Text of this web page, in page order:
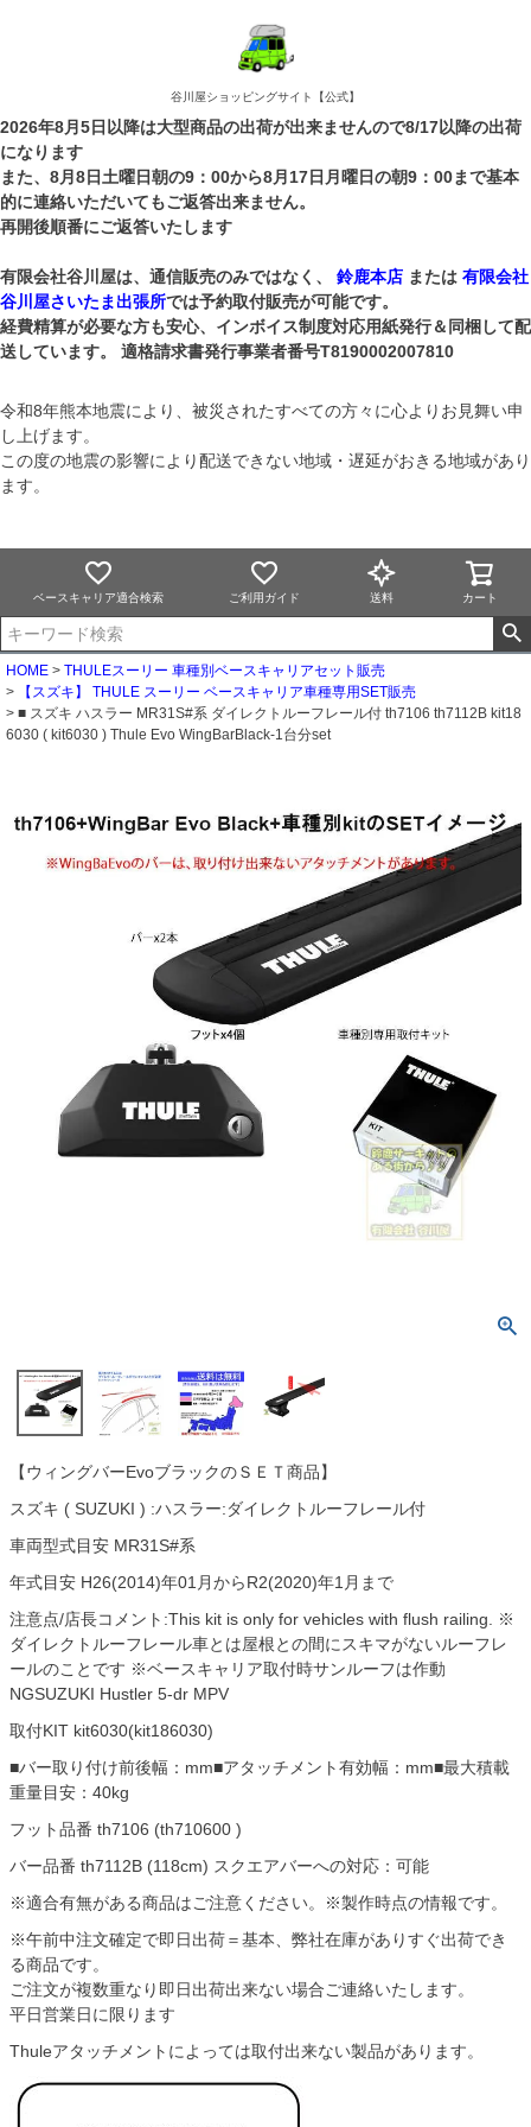
谷川屋ショッピングサイト【公式】
2026年8月5日以降は大型商品の出荷が出来ませんので8/17以降の出荷
になります
また、8月8日土曜日朝の9：00から8月17日月曜日の朝9：00まで基本
的に連絡いただいてもご返答出来ません。
再開後順番にご返答いたします
有限会社谷川屋は、通信販売のみではなく、 鈴鹿本店 または 有限会社
谷川屋さいたま出張所では予約取付販売が可能です。
経費精算が必要な方も安心、インボイス制度対応用紙発行＆同梱して配
送しています。 適格請求書発行事業者番号T8190002007810
令和8年熊本地震により、被災されたすべての方々に心よりお見舞い申
し上げます。
この度の地震の影響により配送できない地域・遅延がおきる地域があり
ます。
ベースキャリア適合検索 ご利用ガイド 送料 カート
HOME
THULEスーリー 車種別ベースキャリアセット販売
【スズキ】 THULE スーリー ベースキャリア車種専用SET販売
■ スズキ ハスラー MR31S#系 ダイレクトルーフレール付 th7106 th7112B kit18
6030 ( kit6030 ) Thule Evo WingBarBlack-1台分set
【ウィングバーEvoブラックのＳＥＴ商品】
スズキ ( SUZUKI ) :ハスラー:ダイレクトルーフレール付
車両型式目安 MR31S#系
年式目安 H26(2014)年01月からR2(2020)年1月まで
注意点/店長コメント:This kit is only for vehicles with flush railing. ※
ダイレクトルーフレール車とは屋根との間にスキマがないルーフレ
ールのことです ※ベースキャリア取付時サンルーフは作動
NGSUZUKI Hustler 5-dr MPV
取付KIT kit6030(kit186030)
■バー取り付け前後幅：mm■アタッチメント有効幅：mm■最大積載
重量目安：40kg
フット品番 th7106 (th710600 )
バー品番 th7112B (118cm) スクエアバーへの対応：可能
※適合有無がある商品はご注意ください。※製作時点の情報です。
※午前中注文確定で即日出荷＝基本、弊社在庫がありすぐ出荷でき
る商品です。
ご注文が複数重なり即日出荷出来ない場合ご連絡いたします。
平日営業日に限ります
Thuleアタッチメントによっては取付出来ない製品があります。